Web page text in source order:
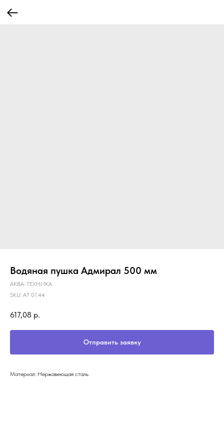
Водяная пушка Адмирал 500 мм
АКВА-ТЕХНИКА
SKU: АТ 01.44
617,08 р.
Отправить заявку
Материал: Нержавеющая сталь